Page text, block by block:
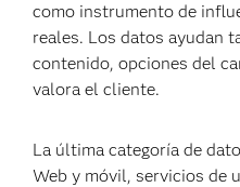
como instrumento de
reales. Los datos ayudan
contenido, opciones del
valora el cliente.
La última categoría de
Web y móvil, servicios de